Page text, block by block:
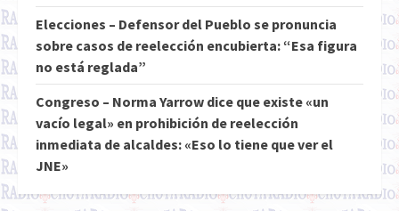
Elecciones – Defensor del Pueblo se pronuncia
sobre casos de reelección encubierta: “Esa figura
no está reglada”
Congreso – Norma Yarrow dice que existe «un
vacío legal» en prohibición de reelección
inmediata de alcaldes: «Eso lo tiene que ver el
JNE»